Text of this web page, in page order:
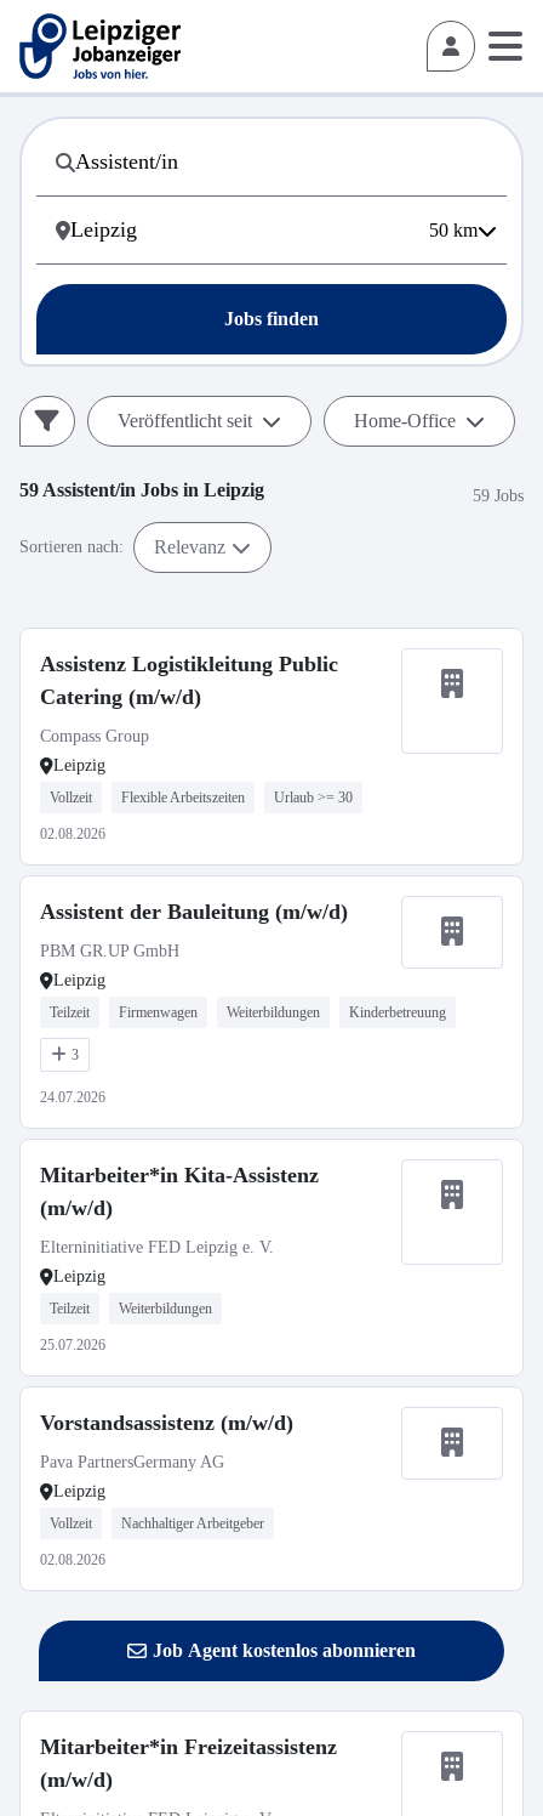
50 km
Jobs finden
Veröffentlicht seit Home-Office
59 Assistent/in Jobs in Leipzig 59 Jobs
Sortieren nach: Relevanz
Assistenz Logistikleitung Public
Catering (m/w/d)
Compass Group
Leipzig
Vollzeit Flexible Arbeitszeiten Urlaub >= 30
02.08.2026
Assistent der Bauleitung (m/w/d)
PBM GR.UP GmbH
Leipzig
Teilzeit Firmenwagen Weiterbildungen Kinderbetreuung
3
24.07.2026
Mitarbeiter*in Kita-Assistenz
(m/w/d)
Elterninitiative FED Leipzig e. V.
Leipzig
Teilzeit Weiterbildungen
25.07.2026
Vorstandsassistenz (m/w/d)
Pava PartnersGermany AG
Leipzig
Vollzeit Nachhaltiger Arbeitgeber
02.08.2026
Job Agent kostenlos abonnieren
Mitarbeiter*in Freizeitassistenz
(m/w/d)